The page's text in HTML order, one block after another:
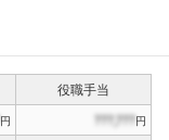
役職手当
円 ???,???円